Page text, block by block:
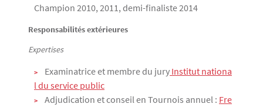
Champion 2010, 2011, demi-finaliste 2014
Responsabilités extérieures
Expertises
Examinatrice et membre du jury Institut nationa
l du service public
Adjudication et conseil en Tournois annuel : Fre